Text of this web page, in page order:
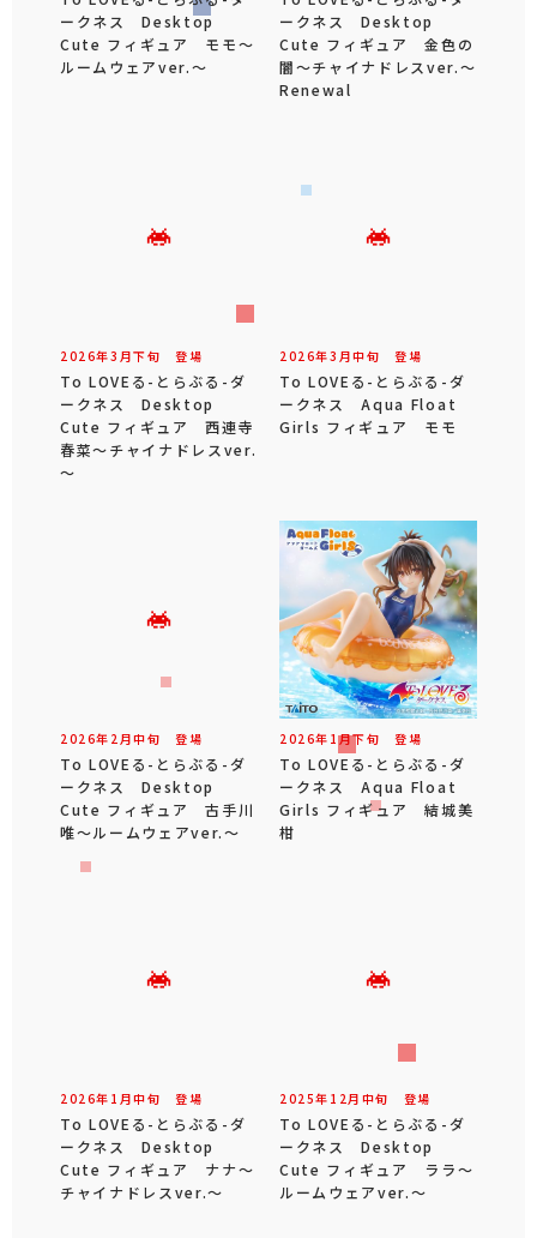
ークネス Desktop
Cute フィギュア モモ～
ルームウェアver.～
ークネス Desktop
Cute フィギュア 金色の
闇～チャイナドレスver.～
Renewal
2026年3 月下旬 登場
To LOVEる-とらぶる-ダ
ークネス Desktop
Cute フィギュア 西連寺
春菜～チャイナドレスver.
～
2026年3 月中旬 登場
To LOVEる-とらぶる-ダ
ークネス Aqua Float
Girls フィギュア モモ
2026年 2 月中旬 登場
To LOVEる-とらぶる-ダ
ークネス Desktop
Cute フィギュア 古手川
唯～ルームウェアver.～
2026年 1月下旬 登場
To LOVEる-とらぶる-ダ
ークネス Aqua Float
Girls フィギュア 結城美
柑
2026年 1 月中旬 登場
To LOVEる-とらぶる-ダ
ークネス Desktop
Cute フィギュア ナナ～
チャイナドレスver.～
2025年 12 月 中旬 登場
To LOVEる-とらぶる-ダ
ークネス Desktop
Cute フィギュア ララ～
ルームウェアver.～